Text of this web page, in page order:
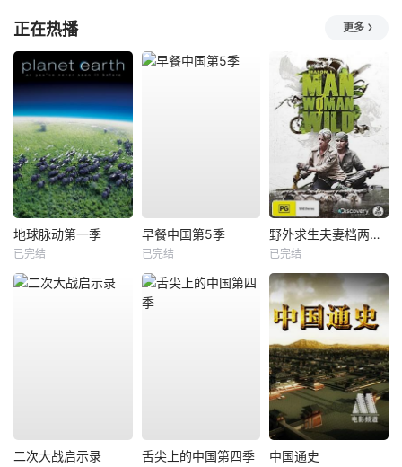
正在热播 更多
地球脉动第一季
已完结
早餐中国第5季
已完结
野外求生夫妻档两季全
已完结
二次大战启示录 舌尖上的中国第四季 中国通史